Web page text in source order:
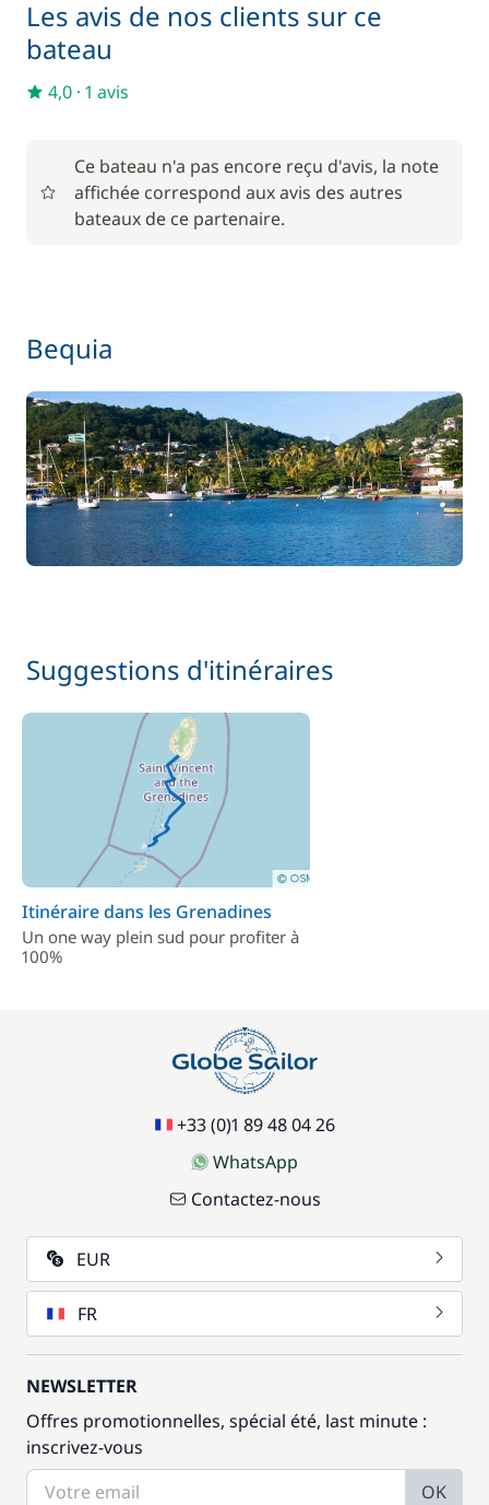
Dessalinisateur
Générateur
Panneaux solaires
Les avis de nos clients sur ce
bateau
4,0 · 1 avis
Ce bateau n'a pas encore reçu d'avis, la note
affichée correspond aux avis des autres
bateaux de ce partenaire.
Bequia
Suggestions d'itinéraires
Itinéraire dans les Grenadines
Un one way plein sud pour profiter à
100%
+33 (0)1 89 48 04 26
WhatsApp
Contactez-nous
EUR
FR
NEWSLETTER
Offres promotionnelles, spécial été, last minute :
inscrivez-vous
OK